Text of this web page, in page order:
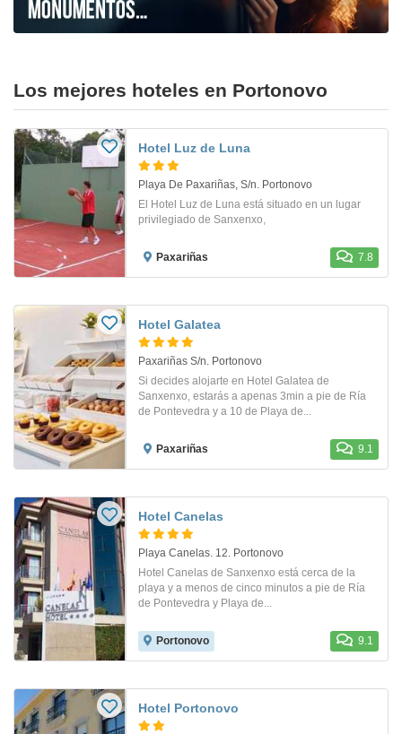
Los mejores hoteles en Portonovo
Hotel Luz de Luna
Playa De Paxariñas, S/n. Portonovo
El Hotel Luz de Luna está situado en un lugar
privilegiado de Sanxenxo,
Paxariñas 7.8
Hotel Galatea
Paxariñas S/n. Portonovo
Si decides alojarte en Hotel Galatea de
Sanxenxo, estarás a apenas 3min a pie de Ría
de Pontevedra y a 10 de Playa de...
Paxariñas 9.1
Hotel Canelas
Playa Canelas. 12. Portonovo
Hotel Canelas de Sanxenxo está cerca de la
playa y a menos de cinco minutos a pie de Ría
de Pontevedra y Playa de...
Portonovo 9.1
Hotel Portonovo